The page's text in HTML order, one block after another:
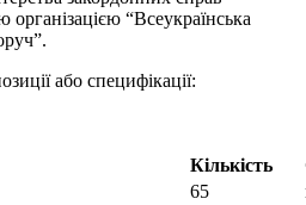
“Всеукраїнська
або специфікації:
Кількість
65